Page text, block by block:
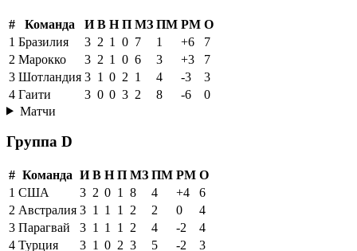
# Команда И В Н П МЗ ПМ РМ О
1 Бразилия 3 2 1 0 7 1 +6
7
2 Марокко 3 2 1 0 6 3 +3
7
3 Шотландия 3 1 0 2 1 4 -3
3
4 Гаити 3 0 0 3 2 8 -6
0
Матчи
Группа D
# Команда И В Н П МЗ ПМ РМ О
1 США 3 2 0 1 8 4 +4
6
2 Австралия 3 1 1 1 2 2 0
4
3 Парагвай 3 1 1 1 2 4 -2
4
4 Турция 3 1 0 2 3 5 -2 3